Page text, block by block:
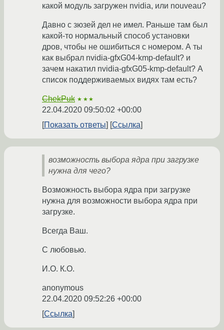
какой модуль загружен nvidia, или nouveau?
Давно с зюзей дел не имел. Раньше там был
какой-то нормальный способ установки
дров, чтобы не ошибиться с номером. А ты
как выбрал nvidia-gfxG04-kmp-default? и
зачем накатил nvidia-gfxG05-kmp-default? А
список поддерживаемых видях там есть?
ChekPuk ★★★
22.04.2020 09:50:02 +00:00
Показать ответы
Ссылка
возможность выбора ядра при загрузке
нужна для чего?
Возможность выбора ядра при загрузке
нужна для возможности выбора ядра при
загрузке.
Всегда Ваш.
С любовью.
И.О. К.О.
anonymous
22.04.2020 09:52:26 +00:00
Ссылка